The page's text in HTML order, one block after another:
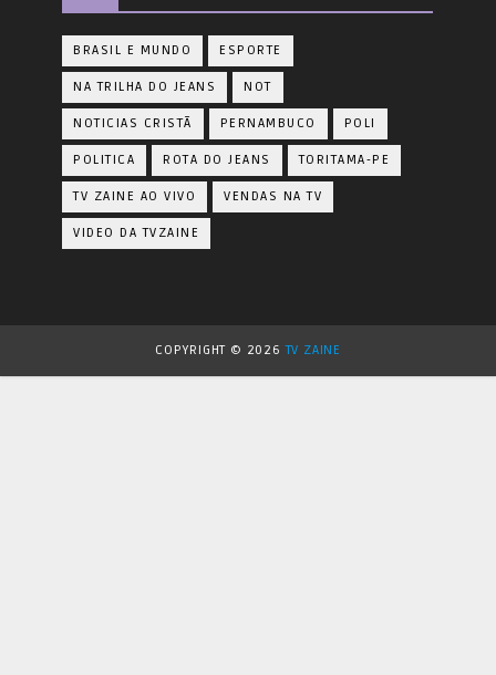
BRASIL E MUNDO ESPORTE
NA TRILHA DO JEANS NOT
NOTICIAS CRISTÃ PERNAMBUCO POLI
POLITICA ROTA DO JEANS TORITAMA-PE
TV ZAINE AO VIVO VENDAS NA TV
VIDEO DA TVZAINE
COPYRIGHT © 2026TV ZAINE